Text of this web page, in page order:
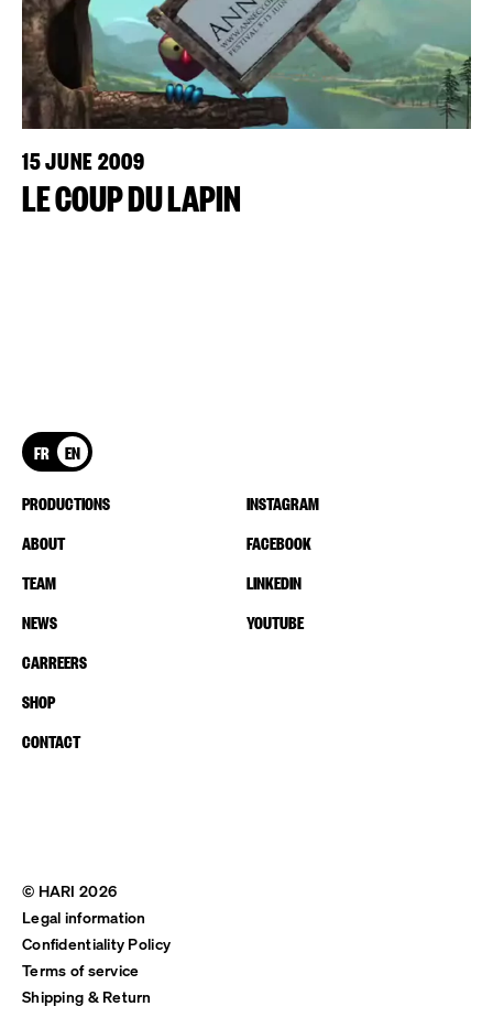
15 JUNE 2009
LE COUP DU LAPIN
FR EN
PRODUCTIONS
ABOUT
TEAM
NEWS
CARREERS
SHOP
CONTACT
INSTAGRAM
FACEBOOK
LINKEDIN
YOUTUBE
© HARI 2026
Legal information
Confidentiality Policy
Terms of service
Shipping & Return